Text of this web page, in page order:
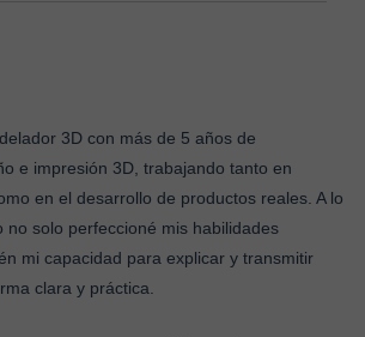
3D con más de 5 años de
e impresión 3D, trabajando tanto en
en el desarrollo de productos reales. A lo
no solo perfeccioné mis habilidades
mi capacidad para explicar y transmitir
clara y práctica.